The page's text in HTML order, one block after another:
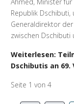
Republik Dschibuti,
Generaldirektor
zwischen
Weiterlesen:
Dschibutis an 69.
Seite 1 von 4